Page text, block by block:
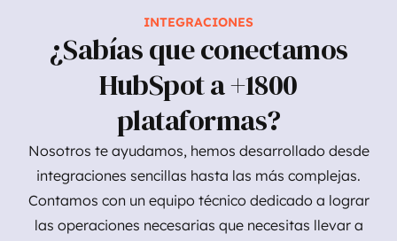
INTEGRACIONES
¿Sabías que conectamos
HubSpot a +1800
plataformas?
Nosotros te ayudamos, hemos desarrollado desde
integraciones sencillas hasta las más complejas.
Contamos con un equipo técnico dedicado a lograr
las operaciones necesarias que necesitas llevar a